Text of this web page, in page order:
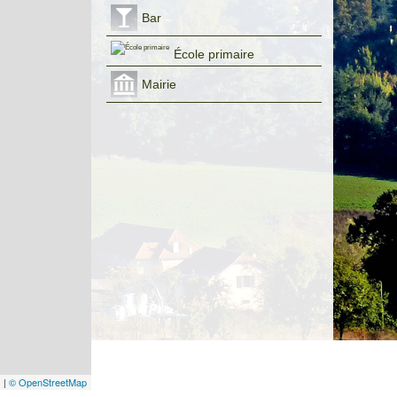
| © OpenStreetMap
Bar
École primaire
Mairie